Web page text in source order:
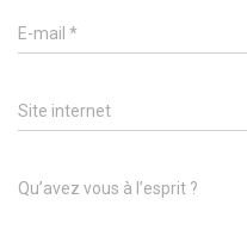
E-mail *
Site internet
Qu’avez vous à l’esprit ?